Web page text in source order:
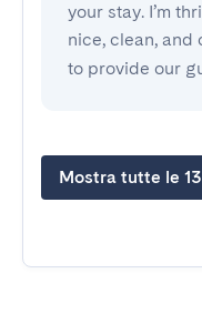
your stay. I’m
nice, clean, and
to provide our
Mostra tutte le